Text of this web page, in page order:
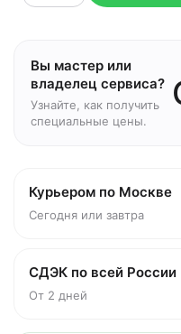
Вы мастер или
владелец сервиса?
Узнайте, как получить
специальные цены.
Курьером по Москве
Сегодня или завтра
СДЭК по всей России
От 2 дней